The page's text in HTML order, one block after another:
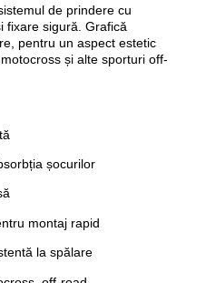
de prindere cu
fixare sigură. Grafică
pentru un aspect estetic
și alte sporturi off-
șocurilor
montaj rapid
la spălare